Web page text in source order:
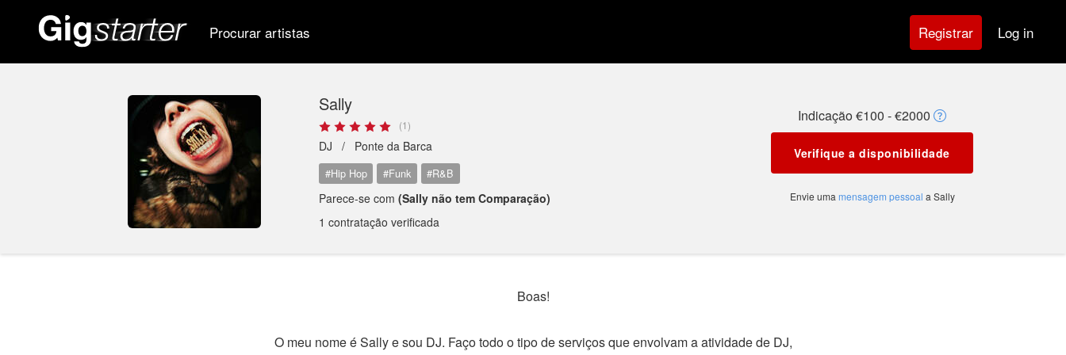
Procurar artistas Registrar Log in
Sally
(1)
DJ / Ponte da Barca
#Hip Hop #Funk #R&B
Parece-se com (Sally não tem Comparação)
1 contratação verificada
Indicação €100 - €2000
Verifique a disponibilidade
Envie uma mensagem pessoal a Sally
Boas!
O meu nome é Sally e sou DJ. Faço todo o tipo de serviços que envolvam a atividade de DJ,